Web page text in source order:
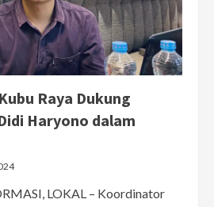
Raya Dukung
Haryono dalam
LOKAL – Koordinator